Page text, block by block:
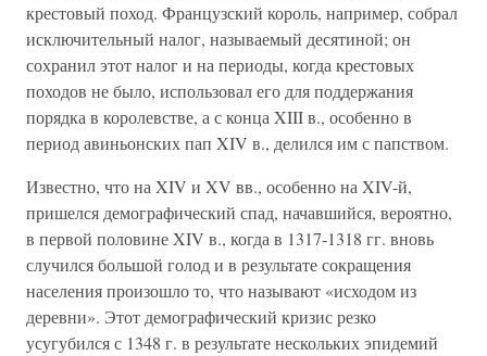
крестовый поход. Французский король, например, собрал
исключительный налог, называемый десятиной; он
сохранил этот налог и на периоды, когда крестовых
походов не было, использовал его для поддержания
порядка в королевстве, а с конца XIII в., особенно в
период авиньонских пап XIV в., делился им с папством.
Известно, что на XIV и XV вв., особенно на XIV-й,
пришелся демографический спад, начавшийся, вероятно,
в первой половине XIV в., когда в 1317-1318 гг. вновь
случился большой голод и в результате сокращения
населения произошло то, что называют «исходом из
деревни». Этот демографический кризис резко
усугубился с 1348 г. в результате нескольких эпидемий